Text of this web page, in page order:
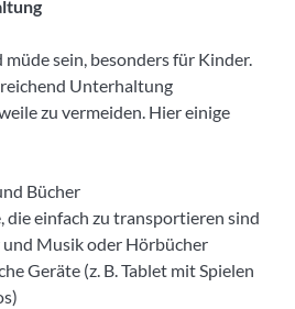
müde sein, besonders für Kinder.
Unterhaltung
zu vermeiden. Hier einige
Bücher
die einfach zu transportieren sind
Musik oder Hörbücher
Geräte (z. B. Tablet mit Spielen